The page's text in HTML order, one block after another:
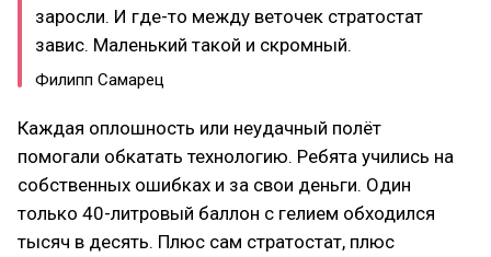
заросли. И где-то между веточек стратостат
завис. Маленький такой и скромный.
Филипп Самарец
Каждая оплошность или неудачный полёт
помогали обкатать технологию. Ребята учились на
собственных ошибках и за свои деньги. Один
только 40-литровый баллон с гелием обходился
тысяч в десять. Плюс сам стратостат, плюс